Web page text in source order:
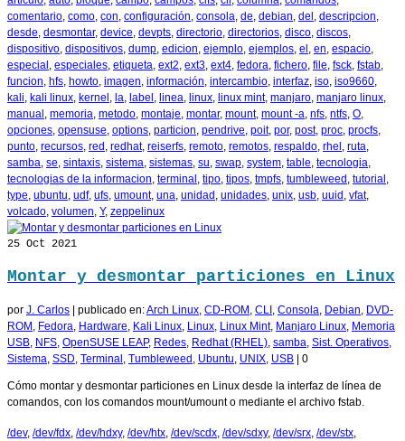
comentario, como, con, configuración, consola, de, debian, del , descripcion,
desde, desmontar, device, devpts, directorio, directorios, disco, discos,
dispositivo, dispositivos, dump, edicion, ejemplo, ejemplos, el , en, espacio,
especial , especiales, etiqueta, ext2, ext3, ext4, fedora, fichero, file, fsck, fstab,
funcion, hfs, howto, imagen, información, intercambio, interfaz, iso, iso9660,
kali, kali linux, kernel , la, label , linea, linux, linux mint, manjaro, manjaro linux,
manual , memoria, metodo, montaje, montar, mount, mount -a, nfs, ntfs, O,
opciones, opensuse, options, particion, pendrive, poit, por, post, proc, procfs,
punto, recursos, red , redhat, reiserfs, remoto, remotos, respaldo, rhel , ruta,
samba, se, sintaxis, sistema, sistemas, su, swap, system, table, tecnologia,
tecnologias de la informacion, terminal , tipo, tipos, tmpfs, tumbleweed , tutorial ,
type, ubuntu, udf, ufs, umount, una, unidad , unidades, unix, usb, uuid , vfat,
volcado, volumen, Y, zeppelinux
25 Oct 2021
Montar y desmontar particiones en Linux
por J. Carlos | publicado en:Arch Linux CD-ROM CLI Consola Debian DVD-
ROM Fedora Hardware Kali Linux Linux Linux Mint, Manjaro Linux Memoria
USB NFS OpenSUSE LEAP, Redes Redhat (RHEL) samba Sist. Operativos
Sistema SSD Terminal Tumbleweed Ubuntu UNIX USB | 0
Cómo montar y desmontar particiones en Linux desde la interfaz de línea de
comandos, con los comandos mount/umount o mediante el archivo fstab.
/dev, /dev/fdx /dev/hdxy, /dev/htx /dev/scdx /dev/sdxy, /dev/srx /dev/stx